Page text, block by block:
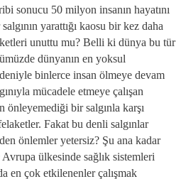
sonucu 50 milyon insanın hayatını
yarattığı kaosu bir kez daha
unuttu mu? Belli ki dünya bu tür
dünyanın en yoksul
binlerce insan ölmeye devam
mücadele etmeye çalışan
bir salgınla karşı
Fakat bu denli salgınlar
önlemler yetersiz? Şu ana kadar
ülkesinde sağlık sistemleri
en çok etkilenenler çalışmak